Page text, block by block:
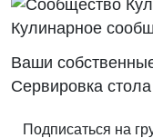
Кулинарное
Ваши
Сервировка стола
Подписаться на